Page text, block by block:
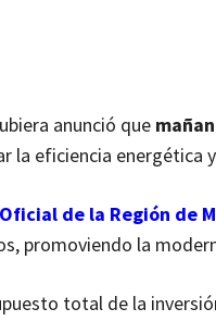
anunció que
la eficiencia energética
de la Región de
promoviendo la
total de la